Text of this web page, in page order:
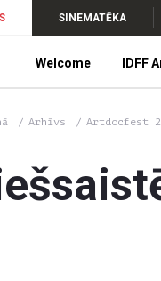
SINEMATĒKA
Welcome IDFF
Arhīvs Artdocfest